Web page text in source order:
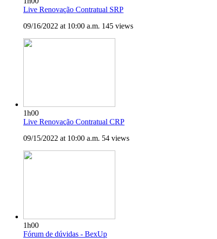
Live Renovação Contratual SRP
09/16/2022 at 10:00 a.m. 145 views
1h00
Live Renovação Contratual CRP
09/15/2022 at 10:00 a.m. 54 views
1h00
Fórum de dúvidas - BexUp